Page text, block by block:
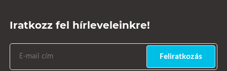
Iratkozz fel hírleveleinkre!
Feliratkozás